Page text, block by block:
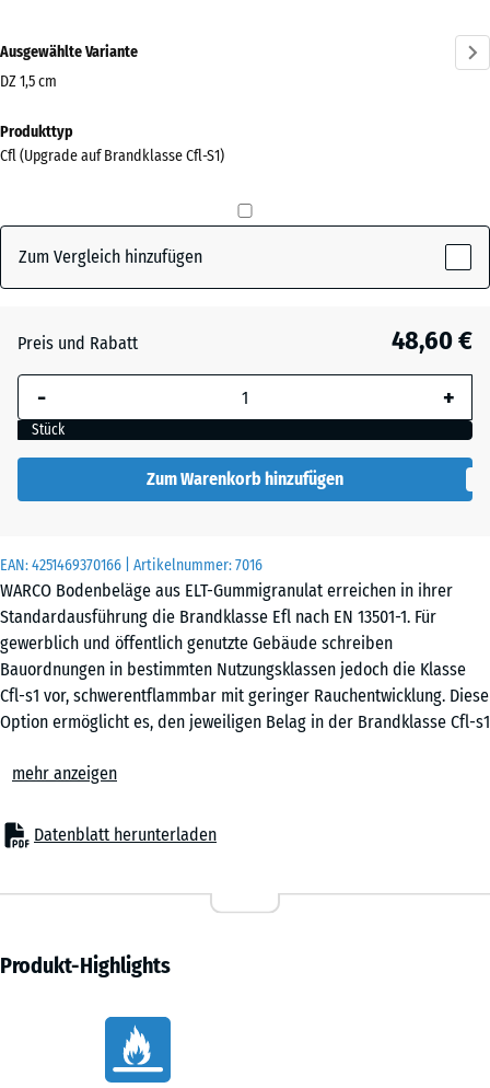
EAN:4251469370166 | Artikelnummer:7016
WARCO Bodenbeläge aus ELT-Gummigranulat erreichen in ihrer
Standardausführung die Brandklasse Efl nach EN 13501-1. Für
gewerblich und öffentlich genutzte Gebäude schreiben
Bauordnungen in bestimmten Nutzungsklassen jedoch die Klasse
Cfl-s1 vor, schwerentflammbar mit geringer Rauchentwicklung. Diese
Option ermöglicht es, den jeweiligen Belag in der Brandklasse Cfl-s1
Brandschutzvorgaben der Bauordnung
unterliegen Brandschutzvorgaben, die über die Klasse Efl
hinausgehen. Das betrifft unter anderem Veranstaltungshallen,
sowie Kinderspielhallen und Indoor-Spielanlagen. Welche Klasse im
Brandschutzplaner oder Architekt auf Grundlage der geltenden
Bauordnung fest.
Der Wechsel von Efl auf Cfl-s1 wird durch einen Zuschlagstoff
erreicht, der den Rohstoffen Gummigranulat und Bindemittel
mehr anzeigen
Datenblatt herunterladen
Ausgewählte Variante
DZ 1,5 cm
Abmessungen
für
0
mm
Die gewählte, blau
umrandete
Produktdaten nicht
für die
Bedarfsberechnung
verwendet.
DZ
1,5
cm
DZ
cm
cm
- 10,10 €
Produkttyp
Cfl (Upgrade auf Brandklasse Cfl-S1)
Zum Vergleich hinzufügen
Preis und Rabatt 48,60 €
- +
Stück
Zum Warenkorb hinzufügen
Produkt-Highlights